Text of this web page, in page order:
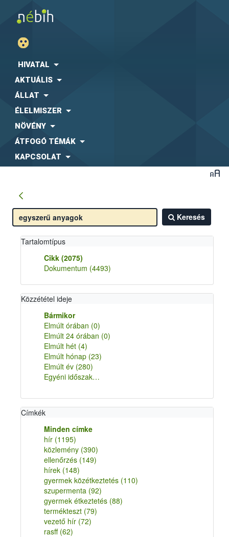
HIVATAL
AKTUÁLIS
ÁLLAT
ÉLELMISZER
NÖVÉNY
ÁTFOGÓ TÉMÁK
KAPCSOLAT
Keresés
Tartalomtípus
Cikk (2075)
Dokumentum (4493)
Közzététel ideje
Bármikor
Elmúlt órában (0)
Elmúlt 24 órában (0)
Elmúlt hét (4)
Elmúlt hónap (23)
Elmúlt év (280)
Egyéni időszak…
Címkék
Minden címke
hír (1195)
közlemény (390)
ellenőrzés (149)
hírek (148)
gyermek közétkeztetés (110)
szupermenta (92)
gyermek étkeztetés (88)
termékteszt (79)
vezető hír (72)
rasff (62)